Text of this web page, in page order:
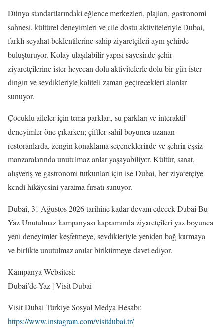
Dünya standartlarındaki eğlence merkezleri, plajları, gastronomi
sahnesi, kültürel deneyimleri ve aile dostu aktiviteleriyle Dubai,
farklı seyahat beklentilerine sahip ziyaretçileri aynı şehirde
buluşturuyor. Kolay ulaşılabilir yapısı sayesinde şehir
ziyaretçilerine ister heyecan dolu aktivitelerle dolu bir gün ister
dingin ve sevdikleriyle kaliteli zaman geçirecekleri alanlar
sunuyor.
Çocuklu aileler için tema parkları, su parkları ve interaktif
deneyimler öne çıkarken; çiftler sahil boyunca uzanan
restoranlarda, zengin konaklama seçeneklerinde ve şehrin eşsiz
manzaralarında unutulmaz anlar yaşayabiliyor. Kültür, sanat,
alışveriş ve gastronomi tutkunları için ise Dubai, her ziyaretçiye
kendi hikâyesini yaratma fırsatı sunuyor.
Dubai, 31 Ağustos 2026 tarihine kadar devam edecek Dubai Bu
Yaz Unutulmaz kampanyası kapsamında ziyaretçileri yaz boyunca
yeni deneyimler keşfetmeye, sevdikleriyle yeniden bağ kurmaya
ve birlikte unutulmaz anılar biriktirmeye davet ediyor.
Kampanya Websitesi:
Dubai’de Yaz | Visit Dubai
Visit Dubai Türkiye Sosyal Medya Hesabı:
https://www.instagram.com/visitdubai.tr/